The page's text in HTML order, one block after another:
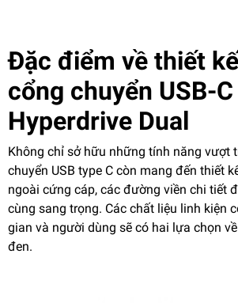
Đặc điểm về thiết
cổng chuyển USB-C
Hyperdrive Dual
Không chỉ sở hữu những tính năng vượt
chuyển USB type C còn mang đến thiết
ngoài cứng cáp, các đường viền chi tiết
cùng sang trọng. Các chất liệu linh kiện
gian và người dùng sẽ có hai lựa chọn
đen.